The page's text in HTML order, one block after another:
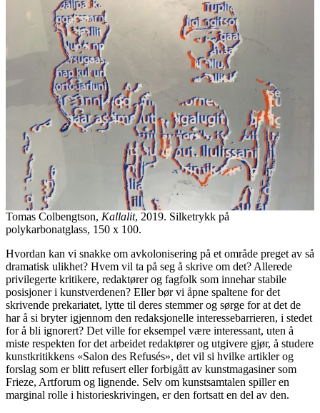
Tomas Colbengtson, Kallalit, 2019. Silketrykk på
polykarbonatglass, 150 x 100.
Hvordan kan vi snakke om avkolonisering på et område preget av så
dramatisk ulikhet? Hvem vil ta på seg å skrive om det? Allerede
privilegerte kritikere, redaktører og fagfolk som innehar stabile
posisjoner i kunstverdenen? Eller bør vi åpne spaltene for det
skrivende prekariatet, lytte til deres stemmer og sørge for at det de
har å si bryter igjennom den redaksjonelle interessebarrieren, i stedet
for å bli ignorert? Det ville for eksempel være interessant, uten å
miste respekten for det arbeidet redaktører og utgivere gjør, å studere
kunstkritikkens «Salon des Refusés», det vil si hvilke artikler og
forslag som er blitt refusert eller forbigått av kunstmagasiner som
Frieze, Artforum og lignende. Selv om kunstsamtalen spiller en
marginal rolle i historieskrivingen, er den fortsatt en del av den.